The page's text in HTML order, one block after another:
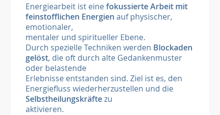
Energiearbeit ist einefokussierte Arbeit mit
feinstofflichen Energien auf physischer,
emotionaler,
mentaler und spiritueller Ebene.
Durch spezielle Techniken werden Blockaden
gelöst, die oft durch alte Gedankenmuster
oder belastende
Erlebnisse entstanden sind. Ziel ist es, den
Energiefluss wiederherzustellen und die
Selbstheilungskräftezu
aktivieren.